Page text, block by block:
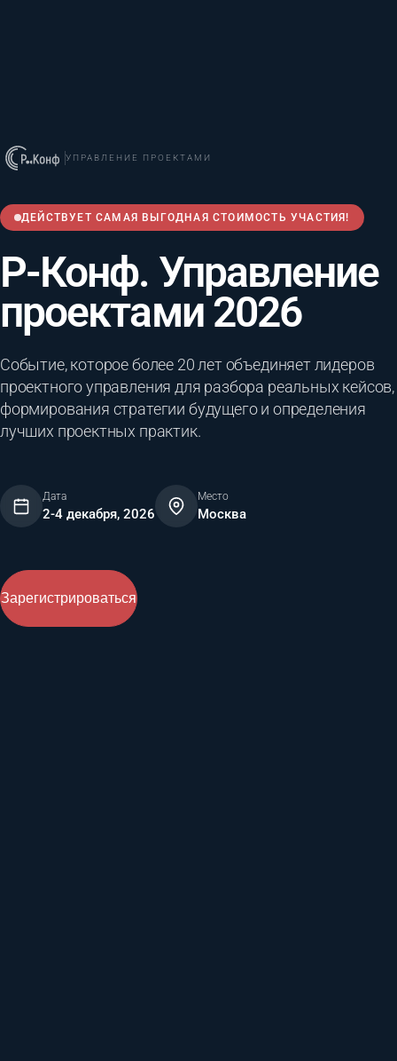
УПРАВЛЕНИЕ ПРОЕКТАМИ
ДЕЙСТВУЕТ САМАЯ ВЫГОДНАЯ СТОИМОСТЬ УЧАСТИЯ!
Р-Конф. Управление
проектами 2026
Событие, которое более 20 лет объединяет лидеров
проектного управления для разбора реальных кейсов,
формирования стратегии будущего и определения
лучших проектных практик.
Дата
2-4 декабря, 2026
Место
Москва
Зарегистрироваться